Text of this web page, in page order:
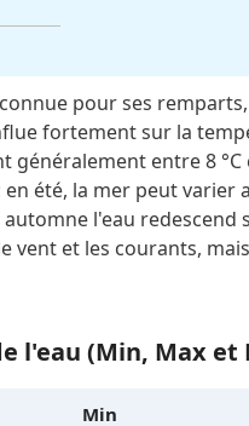
pour ses
fortement sur la
généralement entre 8
été, la mer peut varier
l'eau redescend
vent et les courants,
l'eau (Min, Max et
Min